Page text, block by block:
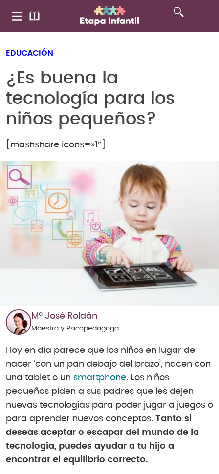
EDUCACIÓN
¿Es buena la
tecnología para los
niños pequeños?
[mashshare icons=»1″]
Mª José Roldán
Maestra y Psicopedagoga
Hoy en día parece que los niños en lugar de
nacer ‘con un pan debajo del brazo’, nacen con
una tablet o un smartphone. Los niños
pequeños piden a sus padres que les dejen
nuevas tecnologías para poder jugar a juegos o
para aprender nuevos conceptos. Tanto si
deseas aceptar o escapar del mundo de la
tecnología, puedes ayudar a tu hijo a
encontrar el equilibrio correcto.